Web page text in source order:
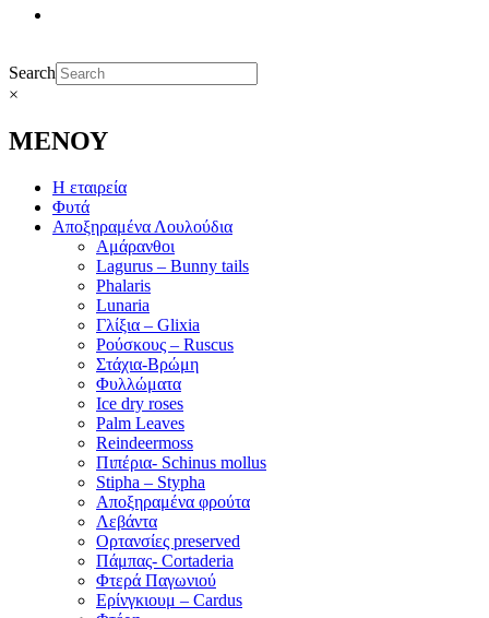
Search
×
ΜΕΝΟΥ
Η εταιρεία
Φυτά
Αποξηραμένα Λουλούδια
Αμάρανθοι
Lagurus – Bunny tails
Phalaris
Lunaria
Γλίξια – Glixia
Ρούσκους – Ruscus
Στάχια-Βρώμη
Φυλλώματα
Ice dry roses
Palm Leaves
Reindeermoss
Πιπέρια- Schinus mollus
Stipha – Stypha
Αποξηραμένα φρούτα
Λεβάντα
Ορτανσίες preserved
Πάμπας- Cortaderia
Φτερά Παγωνιού
Ερίνγκιουμ – Cardus